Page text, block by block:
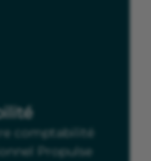
comptabilité
Propulse